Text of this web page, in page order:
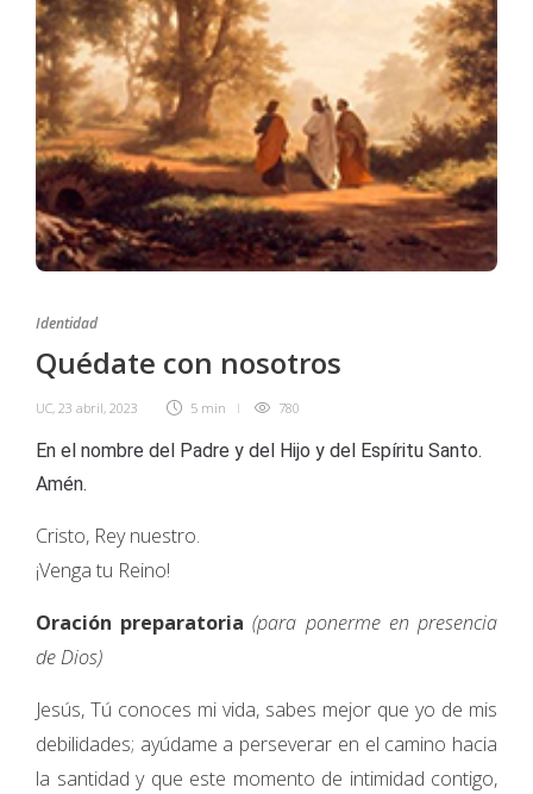
Identidad
Quédate con nosotros
UC, 23 abril, 2023 5 min 780
En el nombre del Padre y del Hijo y del Espíritu Santo.
Amén.
Cristo, Rey nuestro.
¡Venga tu Reino!
Oración preparatoria (para ponerme en presencia
de Dios)
Jesús, Tú conoces mi vida, sabes mejor que yo de mis
debilidades; ayúdame a perseverar en el camino hacia
la santidad y que este momento de intimidad contigo,